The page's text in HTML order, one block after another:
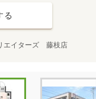
る
エイターズ 藤枝店